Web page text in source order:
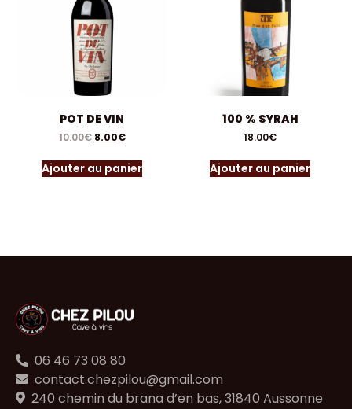
POT DE VIN
10.00€ 8.00€
Ajouter au panier
100 % SYRAH
18.00€
Ajouter au panier
06 46 73 08 80
contact.chezpilou@gmail.com
240 chemin du brana d’en bas, 31840 Aussonne